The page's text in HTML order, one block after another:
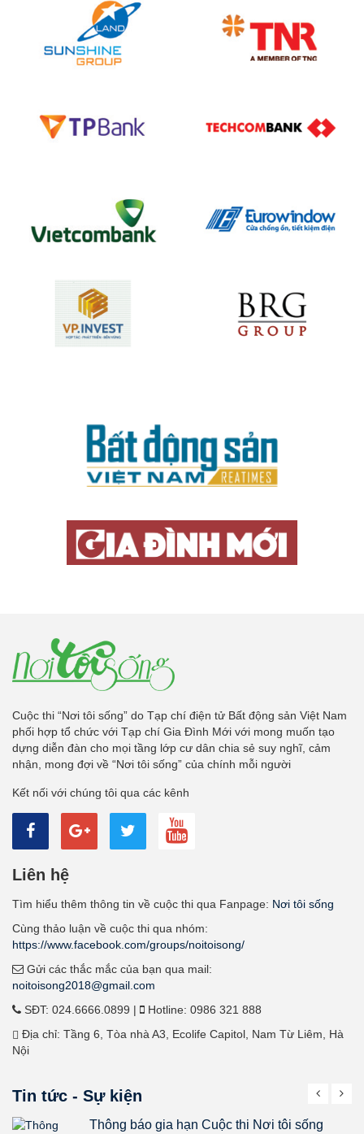
Cuộc thi “Nơi tôi sống” do Tạp chí điện tử Bất động sản Việt Nam
phối hợp tổ chức với Tạp chí Gia Đình Mới với mong muốn tạo
dựng diễn đàn cho mọi tầng lớp cư dân chia sẻ suy nghĩ, cảm
nhận, mong đợi về “Nơi tôi sống” của chính mỗi người
Kết nối với chúng tôi qua các kênh
Liên hệ
Tìm hiểu thêm thông tin về cuộc thi qua Fanpage: Nơi tôi sống
Cùng thảo luận về cuộc thi qua nhóm:
https://www.facebook.com/groups/noitoisong/
Gửi các thắc mắc của bạn qua mail:
noitoisong2018@gmail.com
SĐT: 024.6666.0899 |
Hotline: 0986 321 888
Địa chỉ: Tầng 6, Tòa nhà A3, Ecolife Capitol, Nam Từ Liêm, Hà
Nội
Tin tức - Sự kiện
Công bố tác phẩm ấn tượng tháng 7